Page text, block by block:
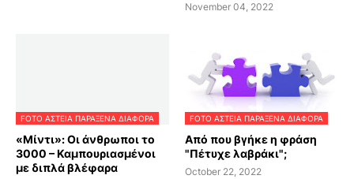
November 04, 2022
FOTO ΑΣΤΕΙΑ ΠΑΡΑΞΕΝΑ ΔΙΑΦΟΡΑ
«Μίντι»: Oι άνθρωποι το
3000 – Καμπουριασμένοι
με διπλά βλέφαρα
FOTO ΑΣΤΕΙΑ ΠΑΡΑΞΕΝΑ ΔΙΑΦΟΡΑ
Από που βγήκε η φράση
"Πέτυχε λαβράκι";
October 22, 2022